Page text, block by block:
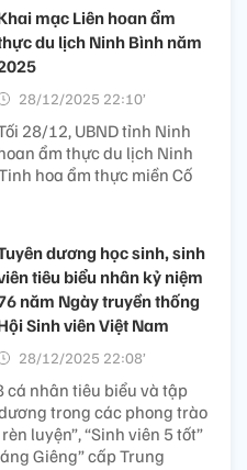
mạc Liên hoan ẩm
du lịch Ninh Bình năm
28/12/2025 22:10’
28/12, UBND tỉnh Ninh
ẩm thực du lịch Ninh
hoa ẩm thực miền Cố
dương học sinh, sinh
tiêu biểu nhân kỷ niệm
năm Ngày truyền thống
Sinh viên Việt Nam
28/12/2025 22:08’
cá nhân tiêu biểu và tập
trong các phong trào
luyện”, “Sinh viên 5 tốt”
Giêng” cấp Trung